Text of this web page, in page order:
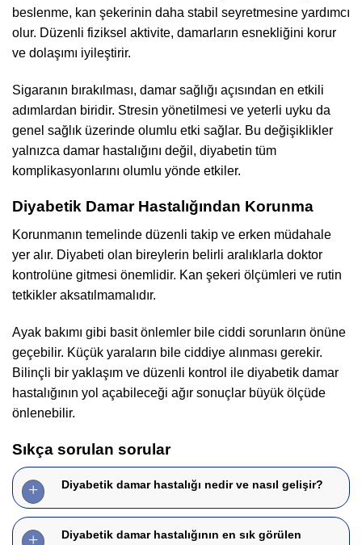
beslenme, kan şekerinin daha stabil seyretmesine yardımcı
olur. Düzenli fiziksel aktivite, damarların esnekliğini korur
ve dolaşımı iyileştirir.
Sigaranın bırakılması, damar sağlığı açısından en etkili
adımlardan biridir. Stresin yönetilmesi ve yeterli uyku da
genel sağlık üzerinde olumlu etki sağlar. Bu değişiklikler
yalnızca damar hastalığını değil, diyabetin tüm
komplikasyonlarını olumlu yönde etkiler.
Diyabetik Damar Hastalığından Korunma
Korunmanın temelinde düzenli takip ve erken müdahale
yer alır. Diyabeti olan bireylerin belirli aralıklarla doktor
kontrolüne gitmesi önemlidir. Kan şekeri ölçümleri ve rutin
tetkikler aksatılmamalıdır.
Ayak bakımı gibi basit önlemler bile ciddi sorunların önüne
geçebilir. Küçük yaraların bile ciddiye alınması gerekir.
Bilinçli bir yaklaşım ve düzenli kontrol ile diyabetik damar
hastalığının yol açabileceği ağır sonuçlar büyük ölçüde
önlenebilir.
Sıkça sorulan sorular
Diyabetik damar hastalığı nedir ve nasıl gelişir?
Diyabetik damar hastalığının en sık görülen